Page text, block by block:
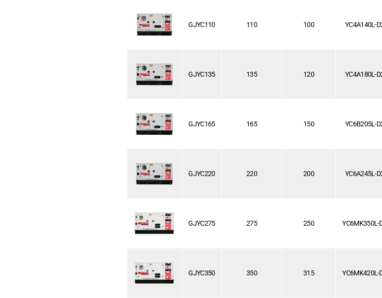
GJYC110 110 100 YC4A140L-
GJYC135 135 120 YC4A180L-
GJYC165 165 150 YC6B205L-
GJYC220 220 200 YC6A245L-
GJYC275 275 250 YC6MK350L-
GJYC350 350 315 YC6MK420L-